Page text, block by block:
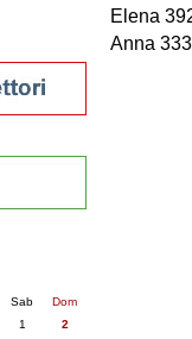
Elena
Anna
Sab
Dom
1
2